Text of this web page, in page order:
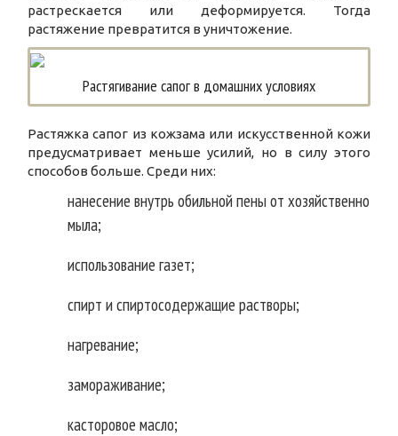
растрескается или деформируется. Тогда
растяжение превратится в уничтожение.
Растягивание сапог в домашних условиях
Растяжка сапог из кожзама или искусственной кожи
предусматривает меньше усилий, но в силу этого
способов больше. Среди них:
нанесение внутрь обильной пены от хозяйственно
мыла;
использование газет;
спирт и спиртосодержащие растворы;
нагревание;
замораживание;
касторовое масло;